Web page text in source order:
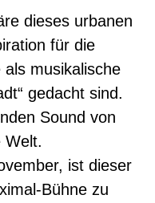
dieses urbanen
für die
musikalische
gedacht sind.
Sound von
Welt.
ist dieser
Bühne zu